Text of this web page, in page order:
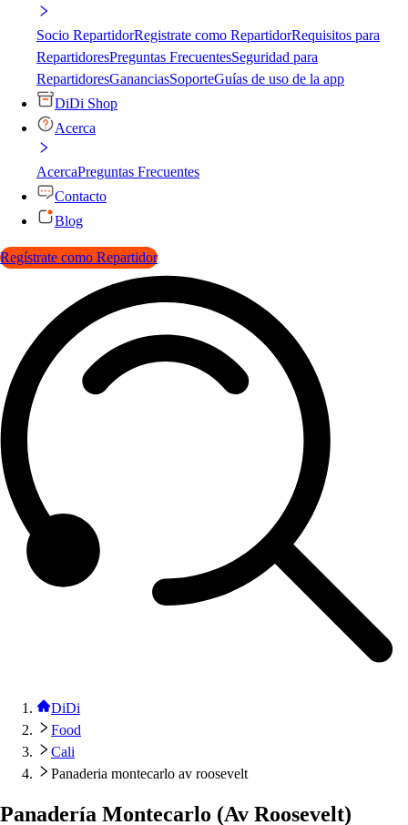
Socio RepartidorRegistrate como RepartidorRequisitos para
RepartidoresPreguntas FrecuentesSeguridad para
RepartidoresGananciasSoporteGuías de uso de la app
DiDi Shop
Acerca
AcercaPreguntas Frecuentes
Contacto
Blog
Regístrate como Repartidor
DiDi
Food
Cali
Panaderia montecarlo av roosevelt
Panadería Montecarlo (Av Roosevelt)